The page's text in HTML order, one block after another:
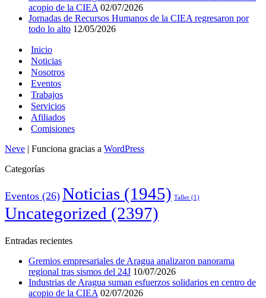
acopio de la CIEA 02/07/2026
Jornadas de Recursos Humanos de la CIEA regresaron por
todo lo alto 12/05/2026
Inicio
Noticias
Nosotros
Eventos
Trabajos
Servicios
Afiliados
Comisiones
Neve | Funciona gracias a WordPress
Categorías
Eventos (26) Noticias (1945) Taller (1)
Uncategorized (2397)
Entradas recientes
Gremios empresariales de Aragua analizaron panorama
regional tras sismos del 24J 10/07/2026
Industrias de Aragua suman esfuerzos solidarios en centro de
acopio de la CIEA 02/07/2026